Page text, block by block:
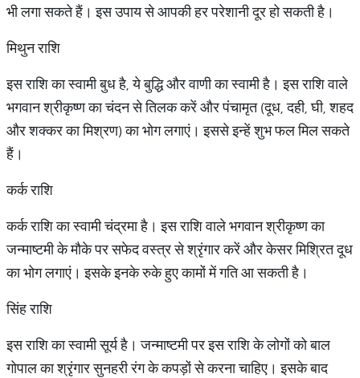
भी लगा सकते हैं। इस उपाय से आपकी हर परेशानी दूर हो सकती है।
मिथुन राशि
इस राशि का स्वामी बुध है, ये बुद्धि और वाणी का स्वामी है। इस राशि वाले
भगवान श्रीकृष्ण का चंदन से तिलक करें और पंचामृत (दूध, दही, घी, शहद
और शक्कर का मिश्रण) का भोग लगाएं। इससे इन्हें शुभ फल मिल सकते
हैं।
कर्क राशि
कर्क राशि का स्वामी चंद्रमा है। इस राशि वाले भगवान श्रीकृष्ण का
जन्माष्टमी के मौके पर सफेद वस्त्र से श्रृंगार करें और केसर मिश्रित दूध
का भोग लगाएं। इसके इनके रुके हुए कामों में गति आ सकती है।
सिंह राशि
इस राशि का स्वामी सूर्य है। जन्माष्टमी पर इस राशि के लोगों को बाल
गोपाल का श्रृंगार सुनहरी रंग के कपड़ों से करना चाहिए। इसके बाद